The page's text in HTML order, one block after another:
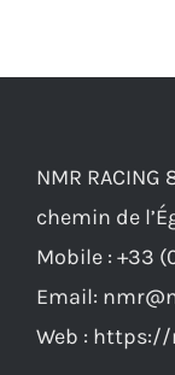
NMR
chemin de
Mobile : +33
Email:
Web : https://